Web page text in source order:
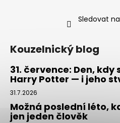
Sledovat
Kouzelnický blog
31. července: Den,
Harry Potter — i jeho
31.7.2026
Možná poslední léto,
jen jeden člověk